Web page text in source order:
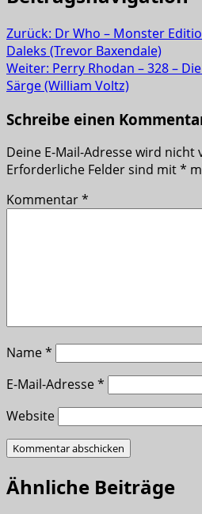
Zurück: Dr Who – Monster
Daleks (Trevor Baxendale)
Weiter: Perry Rhodan – 328 –
Särge (William Voltz)
Schreibe einen
Deine E-Mail-Adresse wird
Erforderliche Felder sind mit*
Kommentar*
Name*
E-Mail-Adresse*
Website
Ähnliche Beiträge